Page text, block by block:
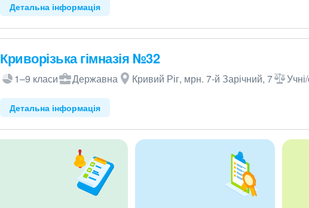
Детальна інформація
Криворізька гімназія №32
1–9 класи Державна Кривий Ріг, мрн. 7-й Зарічний, 7
Детальна інформація